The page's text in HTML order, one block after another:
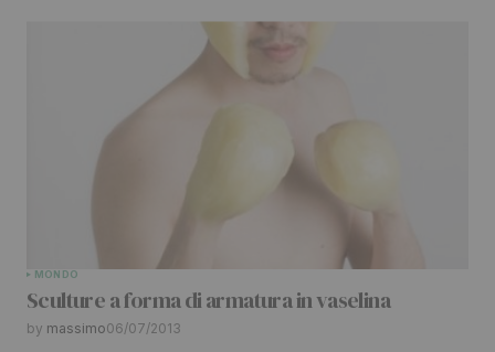
MONDO
Sculture a forma di armatura in vaselina
by massimo06/07/2013